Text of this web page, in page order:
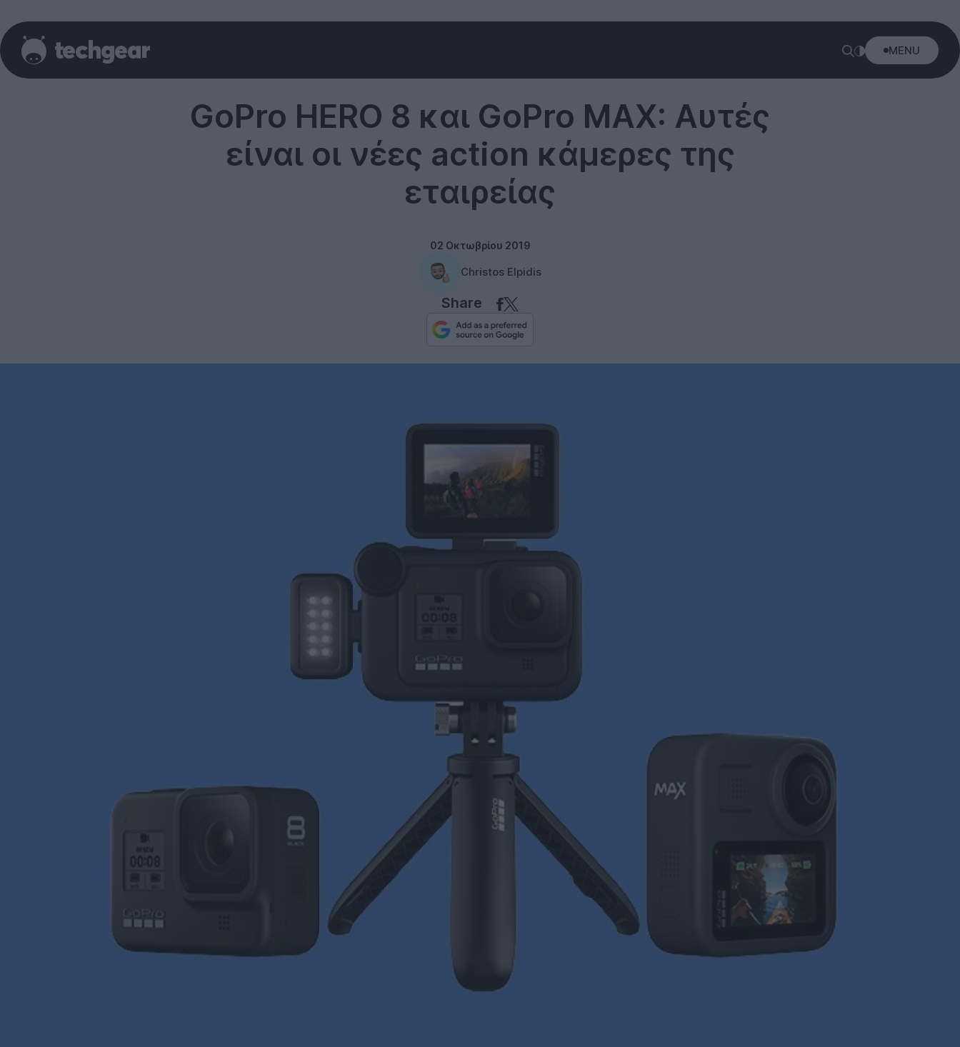
MENU
GoPro HERO 8 και GoPro MAX: Αυτές
είναι οι νέες action κάμερες της
εταιρείας
02 Οκτωβρίου 2019
Christos Elpidis
Share